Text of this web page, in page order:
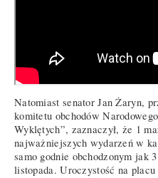
Natomiast senator Jan Żaryn,
komitetu obchodów
Wyklętych”, zaznaczył, że 1
najważniejszych wydarzeń w
samo godnie obchodzonym jak
listopada. Uroczystość na placu